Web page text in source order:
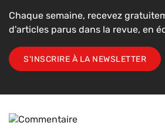
Chaque semaine, recevez
d'articles parus dans la revue, en
S'INSCRIRE À LA NEWSLETTER